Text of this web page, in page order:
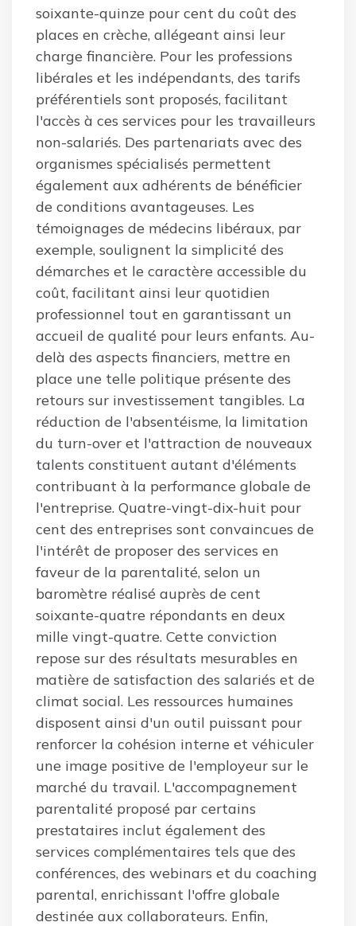
soixante-quinze pour cent du coût des
places en crèche, allégeant ainsi leur
charge financière. Pour les professions
libérales et les indépendants, des tarifs
préférentiels sont proposés, facilitant
l'accès à ces services pour les travailleurs
non-salariés. Des partenariats avec des
organismes spécialisés permettent
également aux adhérents de bénéficier
de conditions avantageuses. Les
témoignages de médecins libéraux, par
exemple, soulignent la simplicité des
démarches et le caractère accessible du
coût, facilitant ainsi leur quotidien
professionnel tout en garantissant un
accueil de qualité pour leurs enfants. Au-
delà des aspects financiers, mettre en
place une telle politique présente des
retours sur investissement tangibles. La
réduction de l'absentéisme, la limitation
du turn-over et l'attraction de nouveaux
talents constituent autant d'éléments
contribuant à la performance globale de
l'entreprise. Quatre-vingt-dix-huit pour
cent des entreprises sont convaincues de
l'intérêt de proposer des services en
faveur de la parentalité, selon un
baromètre réalisé auprès de cent
soixante-quatre répondants en deux
mille vingt-quatre. Cette conviction
repose sur des résultats mesurables en
matière de satisfaction des salariés et de
climat social. Les ressources humaines
disposent ainsi d'un outil puissant pour
renforcer la cohésion interne et véhiculer
une image positive de l'employeur sur le
marché du travail. L'accompagnement
parentalité proposé par certains
prestataires inclut également des
services complémentaires tels que des
conférences, des webinars et du coaching
parental, enrichissant l'offre globale
destinée aux collaborateurs. Enfin,